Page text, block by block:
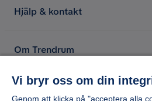
Hjälp & kontakt
Om Trendrum
Vi bryr oss om din
Genom att klicka på "acceptera alla